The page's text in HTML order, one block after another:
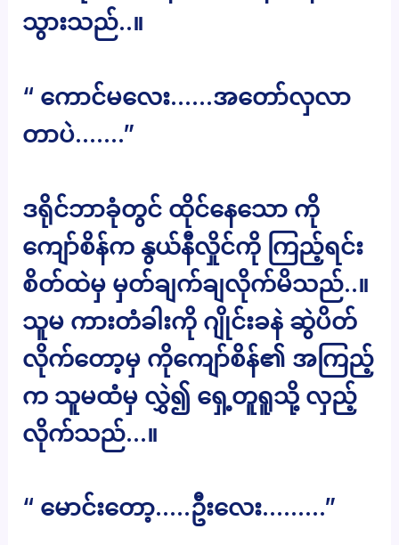
သွားသည်..။
“ ကောင်မလေး……အတော်လှလာ
တာပဲ…….”
ဒရိုင်ဘာခုံတွင် ထိုင်နေသော ကို
ကျော်စိန်က နွယ်နီလှိုင်ကို ကြည့်ရင်း
စိတ်ထဲမှ မှတ်ချက်ချလိုက်မိသည်..။
သူမ ကားတံခါးကို ဂျိုင်းခနဲ ဆွဲပိတ်
လိုက်တော့မှ ကိုကျော်စိန်၏ အကြည့်
က သူမထံမှ လွှဲ၍ ရှေ့တူရူသို့ လှည့်
လိုက်သည်…။
“ မောင်းတော့…..ဦးလေး………”